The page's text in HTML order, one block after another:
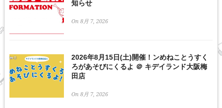
知らせ
On 8月 7, 2026
2026年8月15日(土)開催！ンめねことうすく
ろがあそびにくるよ ＠ キデイランド大阪梅
田店
On 8月 7, 2026